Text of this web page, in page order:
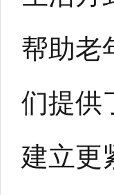
帮助老
们提供
建立更